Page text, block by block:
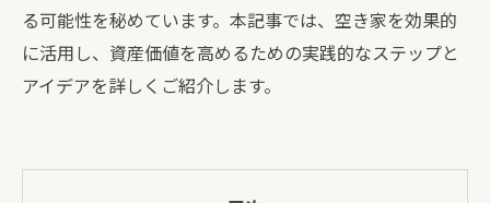
る可能性を秘めています。本記事では、空き家を効果的
に活用し、資産価値を高めるための実践的なステップと
アイデアを詳しくご紹介します。